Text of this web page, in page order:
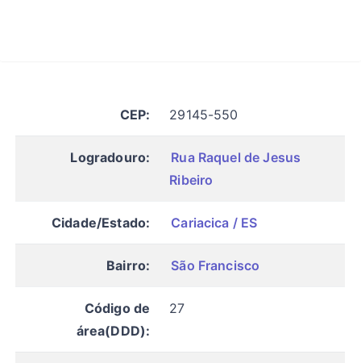
CEP: 29145-550
Logradouro:
Rua Raquel de Jesus
Ribeiro
Cidade/Estado: Cariacica / ES
Bairro: São Francisco
Código de
área(DDD):
27